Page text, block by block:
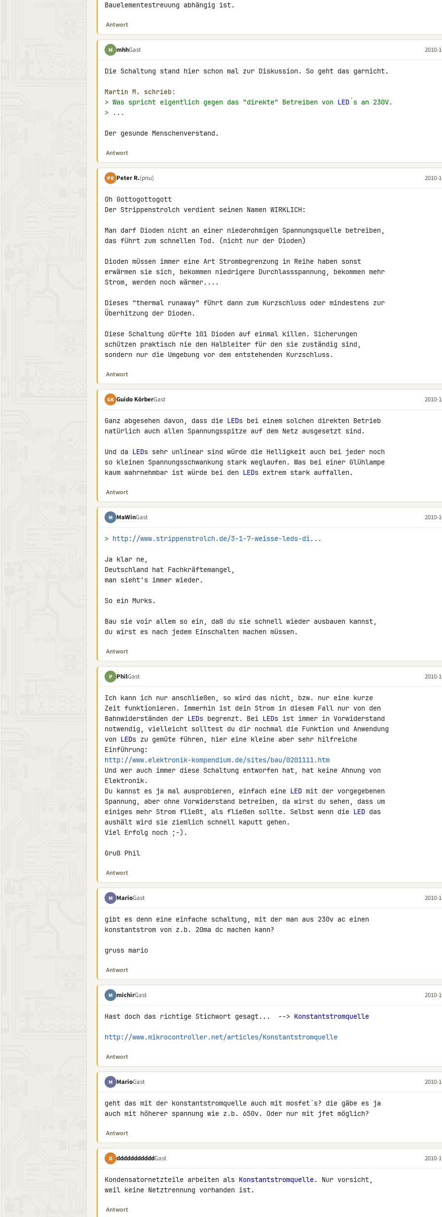
Bauelementestreuung abhängig ist.
Antwort
M mhhGast 2010-
Die Schaltung stand hier schon mal zur Diskussion. So geht das garnicht.
Martin M. schrieb:
> Was spricht eigentlich gegen das "direkte" Betreiben von LED ´s an 230V.
> ...
Der gesunde Menschenverstand.
Antwort
PR Peter R.(pnu) 2010-
Oh Gottogottogott
Der Strippenstrolch verdient seinen Namen WIRKLICH:
Man darf Dioden nicht an einer niederohmigen Spannungsquelle betreiben,
das führt zum schnellen Tod. (nicht nur der Dioden)
Dioden müssen immer eine Art Strombegrenzung in Reihe haben sonst
erwärmen sie sich, bekommen niedrigere Durchlassspannung, bekommen mehr
Strom, werden noch wärmer....
Dieses "thermal runaway" führt dann zum Kurzschluss oder mindestens zur
Überhitzung der Dioden.
Diese Schaltung dürfte 101 Dioden auf einmal killen. Sicherungen
schützen praktisch nie den Halbleiter für den sie zuständig sind,
sondern nur die Umgebung vor dem entstehenden Kurzschluss.
Antwort
GK Guido KörberGast 2010-
Ganz abgesehen davon, dass die LEDs bei einem solchen direkten Betrieb
natürlich auch allen Spannungsspitze auf dem Netz ausgesetzt sind.
Und da LEDs sehr unlinear sind würde die Helligkeit auch bei jeder noch
so kleinen Spannungsschwankung stark weglaufen. Was bei einer Glühlampe
kaum wahrnehmbar ist würde bei den LEDs extrem stark auffallen.
Antwort
M MaWinGast 2010-
> http://www.strippenstrolch.de/3-1-7-weisse-leds-di...
Ja klar ne,
Deutschland hat Fachkräftemangel,
man sieht's immer wieder.
So ein Murks.
Bau sie voir allem so ein, daß du sie schnell wieder ausbauen kannst,
du wirst es nach jedem Einschalten machen müssen.
Antwort
P PhilGast 2010-
Ich kann ich nur anschließen, so wird das nicht, bzw. nur eine kurze
Zeit funktionieren. Immerhin ist dein Strom in diesem Fall nur von den
Bahnwiderständen der LEDs begrenzt. Bei LEDs ist immer in Vorwiderstand
notwendig, vielleicht solltest du dir nochmal die Funktion und Anwendung
von LEDs zu gemüte führen, hier eine kleine aber sehr hilfreiche
http://www.elektronik-kompendium.de/sites/bau/0201111.htm
Und wer auch immer diese Schaltung entworfen hat, hat keine Ahnung von
Elektronik.
Du kannst es ja mal ausprobieren, einfach eine LED mit der vorgegebenen
Spannung, aber ohne Vorwiderstand betreiben, da wirst du sehen, dass um
einiges mehr Strom fließt, als fließen sollte. Selbst wenn die LED das
aushält wird sie ziemlich schnell kaputt gehen.
Viel Erfolg noch ;-).
Gruß Phil
Antwort
M MarioGast 2010-
gibt es denn eine einfache schaltung, mit der man aus 230v ac einen
konstantstrom von z.b. 20ma dc machen kann?
gruss mario
Antwort
M michirGast 2010-
Hast doch das richtige Stichwort gesagt...  --> Konstantstromquelle
http://www.mikrocontroller.net/articles/Konstantstromquelle
Antwort
M MarioGast 2010-
geht das mit der konstantstromquelle auch mit mosfet´s? die gäbe es ja
auch mit höherer spannung wie z.b. 650v. Oder nur mit jfet möglich?
Antwort
D dddddddddddGast 2010-
Kondensatornetzteile arbeiten als Konstantstromquelle. Nur vorsicht,
weil keine Netztrennung vorhanden ist.
Antwort